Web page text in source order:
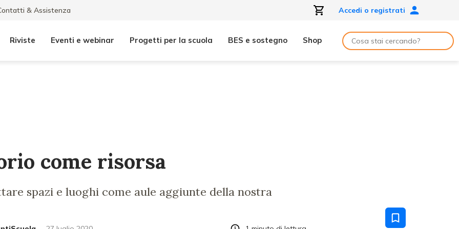
& Assistenza Accedi o registrati
Riviste Eventi e webinar Progetti per la scuola BES e sostegno Shop
come risorsa
spazi e luoghi come aule aggiunte della nostra